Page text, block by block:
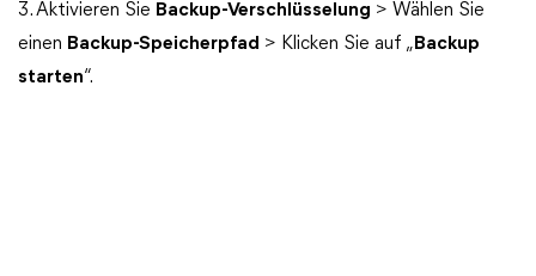
3. Aktivieren Sie Backup-Verschlüsselung > Wählen Sie
einen Backup-Speicherpfad > Klicken Sie auf „ Backup
starten“.